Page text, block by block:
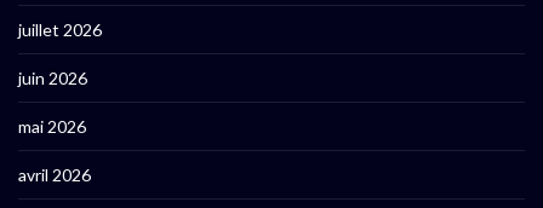
juillet 2026
juin 2026
mai 2026
avril 2026